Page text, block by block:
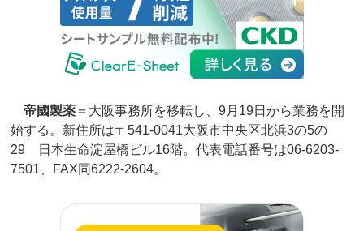
帝國製薬 ＝大阪事務所を移転し、9月19日から業務を開
始する。新住所は〒541-0041大阪市中央区北浜3の5の
29 日本生命淀屋橋ビル16階。代表電話番号は06-6203-
7501、FAX同6222-2604。